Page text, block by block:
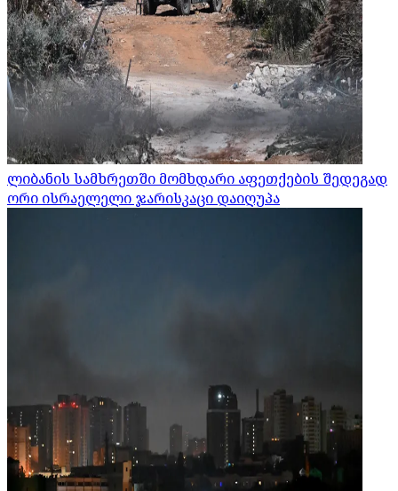
ლიბანის სამხრეთში მომხდარი აფეთქების შედეგად
ორი ისრაელელი ჯარისკაცი დაიღუპა